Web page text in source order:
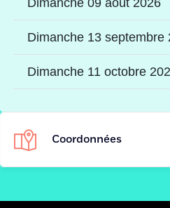
Dimanche 09 août 2026
Dimanche 13 septembre
Dimanche 11 octobre
Coordonnées